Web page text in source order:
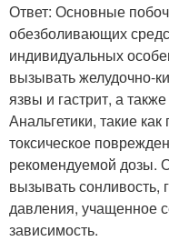
Ответ: Основные
обезболивающих
индивидуальных
вызывать желудочно-
язвы и гастрит, а
Анальгетики, такие
токсическое
рекомендуемой дозы.
вызывать сонливость,
давления, учащенное
зависимость.